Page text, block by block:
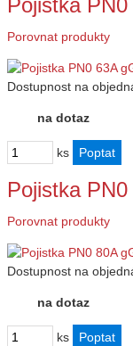
Pojistka
Porovnat produkty
Dostupnost na
na dotaz
ks
Pojistka
Porovnat produkty
Dostupnost na
na dotaz
ks